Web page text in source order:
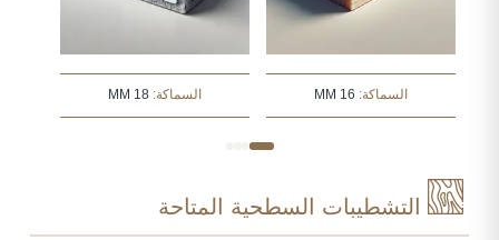
السماكة: 16 MM السماكة: 18 MM
التشطيبات السطحية المتاحة